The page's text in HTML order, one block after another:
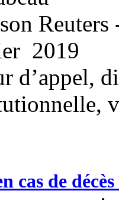
2019
d’appel,
cas de